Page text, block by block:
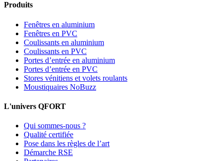
Produits
Fenêtres en aluminium
Fenêtres en PVC
Coulissants en aluminium
Coulissants en PVC
Portes d’entrée en aluminium
Portes d’entrée en PVC
Stores vénitiens et volets roulants
Moustiquaires NoBuzz
L'univers QFORT
Qui sommes-nous ?
Qualité certifiée
Pose dans les règles de l’art
Démarche RSE